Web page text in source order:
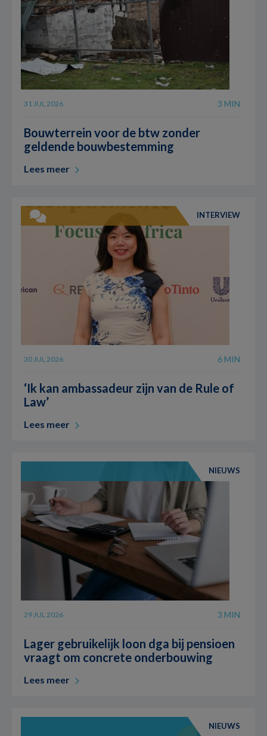
31 JUL 2026 3 MIN
Bouwterrein voor de btw zonder
geldende bouwbestemming
Lees meer
INTERVIEW
30 JUL 2026 6 MIN
‘Ik kan ambassadeur zijn van de Rule of
Law’
Lees meer
NIEUWS
29 JUL 2026 3 MIN
Lager gebruikelijk loon dga bij pensioen
vraagt om concrete onderbouwing
Lees meer
NIEUWS